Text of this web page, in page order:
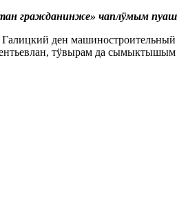
гражданинже» чаплӱмым
ден
тӱвырам да